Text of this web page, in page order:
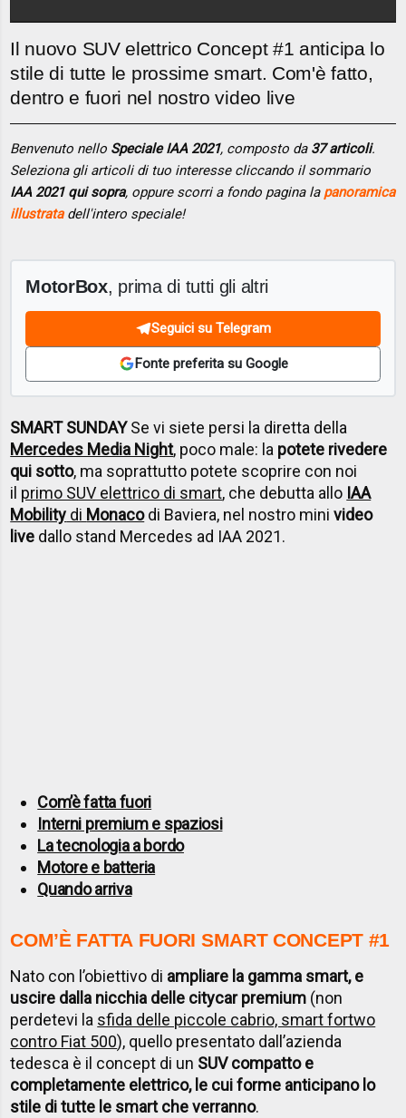
Il nuovo SUV elettrico Concept #1 anticipa lo
stile di tutte le prossime smart. Com'è fatto,
dentro e fuori nel nostro video live
Benvenuto nello Speciale IAA 2021, composto da 37 articoli.
Seleziona gli articoli di tuo interesse cliccando il sommario
IAA 2021 qui sopra, oppure scorri a fondo pagina la panoramica
illustratadell'intero speciale!
MotorBox, prima di tutti gli altri
Seguici su Telegram
Fonte preferita su Google
SMART SUNDAYSe vi siete persi la diretta della
Mercedes Media Night, poco male: la potete rivedere
qui sotto, ma soprattutto potete scoprire con noi
il primo SUV elettrico di smart, che debutta allo IAA
Mobility di Monacodi Baviera, nel nostro minivideo
live dallo stand Mercedes ad IAA 2021.
Com’è fatta fuori
Interni premium e spaziosi
La tecnologia a bordo
Motore e batteria
Quando arriva
COM’È FATTA FUORI SMART CONCEPT #1
Nato con l’obiettivo di ampliare la gamma smart, e
uscire dalla nicchia delle citycar premium (non
perdetevi la sfida delle piccole cabrio, smart fortwo
contro Fiat 500), quello presentato dall’azienda
tedesca è il concept di un SUV compatto e
completamente elettrico, le cui forme anticipano lo
stile di tutte le smart che verranno.